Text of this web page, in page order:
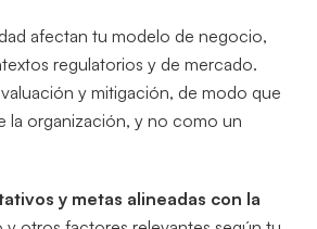
afectan tu modelo de negocio,
regulatorios y de mercado.
y mitigación, de modo que
la organización, y no como un
y metas alineadas con la